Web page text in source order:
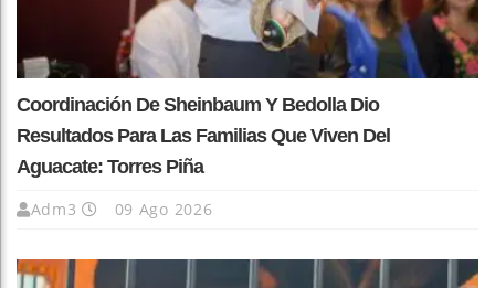
Coordinación De Sheinbaum Y Bedolla Dio
Resultados Para Las Familias Que Viven Del
Aguacate: Torres Piña
Adm3 09 Ago 2026